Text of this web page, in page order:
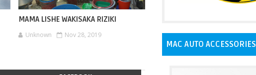
MAMA LISHE WAKISAKA RIZIKI
Unknown Nov 28, 2019
MAC AUTO ACCESSORIES